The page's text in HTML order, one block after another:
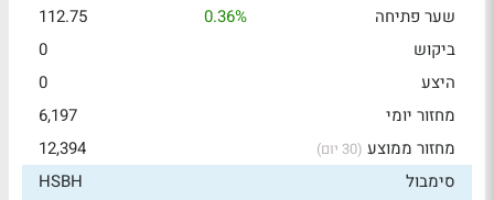
שער פתיחה
0.36%
112.75
ביקוש
0
היצע
0
מחזור יומי
6,197
מחזור ממוצע (30 יום)
12,394
סימבול
HSBH